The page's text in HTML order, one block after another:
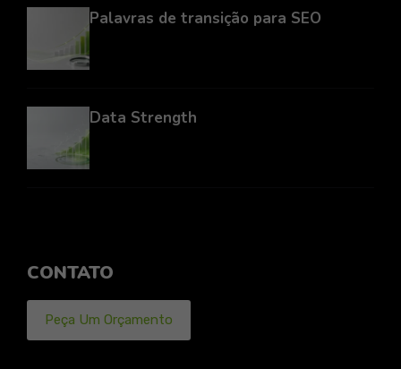
Palavras de transição para SEO
Data Strength
CONTATO
Peça Um Orçamento